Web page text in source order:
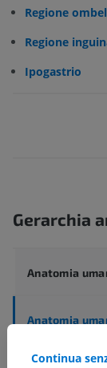
Regione
Regione
Ipogastrio
Gerarchia
Anatomia
Anatomia
Anatomia
Continua